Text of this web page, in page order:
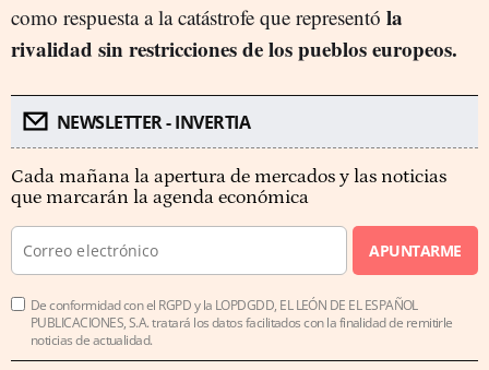
como respuesta a la catástrofe que representó la
rivalidad sin restricciones de los pueblos europeos.
NEWSLETTER - INVERTIA
Cada mañana la apertura de mercados y las noticias
que marcarán la agenda económica
APUNTARME
De conformidad con el RGPD y la LOPDGDD, EL LEÓN DE EL ESPAÑOL
PUBLICACIONES, S.A. tratará los datos facilitados con la finalidad de remitirle
noticias de actualidad.